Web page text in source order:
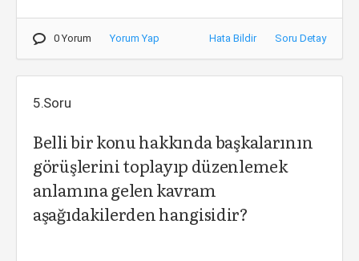
0 Yorum Yorum Yap Hata Bildir Soru Detay
5.Soru
Belli bir konu hakkında başkalarının
görüşlerini toplayıp düzenlemek
anlamına gelen kavram
aşağıdakilerden hangisidir?